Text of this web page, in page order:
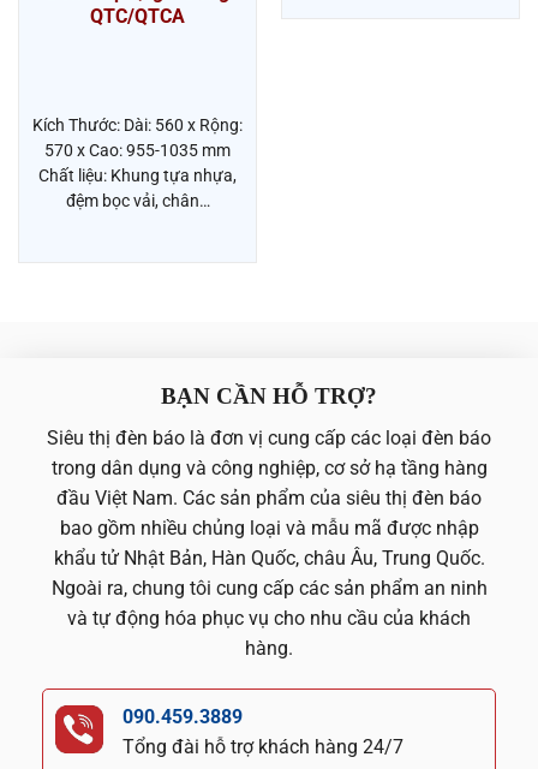
QTC/QTCA
Kích Thước: Dài: 560 x Rộng:
570 x Cao: 955-1035 mm
Chất liệu: Khung tựa nhựa,
đệm bọc vải, chân…
BẠN CẦN HỖ TRỢ?
Siêu thị đèn báo là đơn vị cung cấp các loại đèn báo
trong dân dụng và công nghiệp, cơ sở hạ tầng hàng
đầu Việt Nam. Các sản phẩm của siêu thị đèn báo
bao gồm nhiều chủng loại và mẫu mã được nhập
khẩu tử Nhật Bản, Hàn Quốc, châu Âu, Trung Quốc.
Ngoài ra, chung tôi cung cấp các sản phẩm an ninh
và tự động hóa phục vụ cho nhu cầu của khách
hàng.
090.459.3889
Tổng đài hỗ trợ khách hàng 24/7